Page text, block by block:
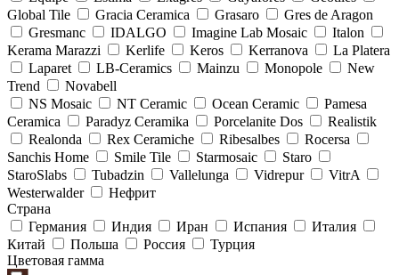
Global Tile
Gracia Ceramica Grasaro
Gres de Aragon
Gresmanc
IDALGO Imagine Lab Mosaic
Italon
Kerama Marazzi
Kerlife Keros Kerranova
La Platera
Laparet
LB-Ceramics Mainzu Monopole
New
Trend
Novabell
NS Mosaic
NT Ceramic Ocean Ceramic
Pamesa
Ceramica
Paradyz Сeramika Porcelanite Dos
Realistik
Realonda
Rex Ceramiche Ribesalbes
Rocersa
Sanchis Home
Smile Tile Starmosaic
Staro
StaroSlabs
Tubadzin Vallelunga Vidrepur
VitrA
Westerwalder
Нефрит
Страна
Германия
Индия Иран Испания
Италия
Китай
Польша Россия
Турция
Цветовая гамма